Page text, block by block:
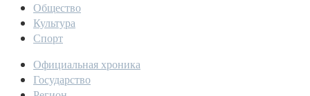
Общество
Культура
Спорт
Официальная хроника
Государство